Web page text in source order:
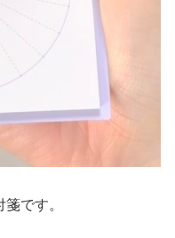
箋です。